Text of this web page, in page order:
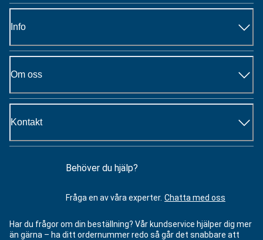
Info
Om oss
Kontakt
Behöver du hjälp?
Fråga en av våra experter. Chatta med oss
Har du frågor om din beställning? Vår kundservice hjälper dig mer
än gärna – ha ditt ordernummer redo så går det snabbare att